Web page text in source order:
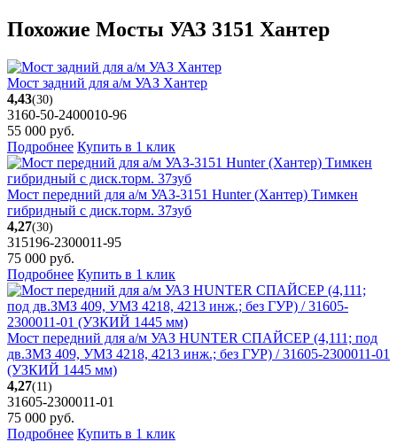
Похожие Мосты УАЗ 3151 Хантер
Мост задний для а/м УАЗ Хантер
4,43(30)
3160-50-2400010-96
55 000 руб.
Подробнее Купить в 1 клик
Мост передний для а/м УАЗ-3151 Hunter (Хантер) Тимкен
гибридный с диск.торм. 37зуб
4,27(30)
315196-2300011-95
75 000 руб.
Подробнее Купить в 1 клик
Мост передний для а/м УАЗ HUNTER СПАЙСЕР (4,111; под
дв.ЗМЗ 409, УМЗ 4218, 4213 инж.; без ГУР) / 31605-2300011-01
(УЗКИЙ 1445 мм)
4,27(11)
31605-2300011-01
75 000 руб.
Подробнее Купить в 1 клик